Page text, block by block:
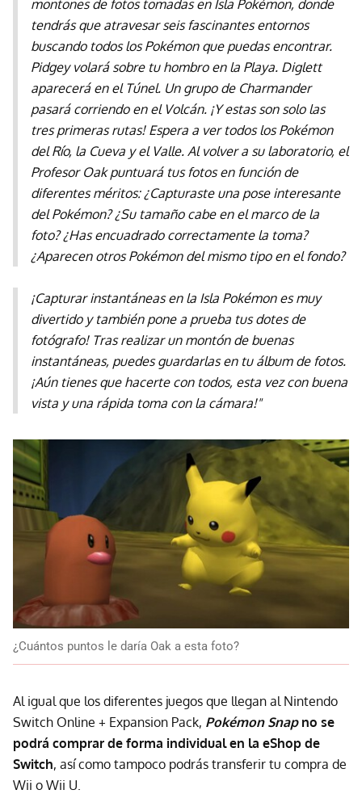
montones de fotos tomadas en Isla Pokémon, donde
tendrás que atravesar seis fascinantes entornos
buscando todos los Pokémon que puedas encontrar.
Pidgey volará sobre tu hombro en la Playa. Diglett
aparecerá en el Túnel. Un grupo de Charmander
pasará corriendo en el Volcán. ¡Y estas son solo las
tres primeras rutas! Espera a ver todos los Pokémon
del Río, la Cueva y el Valle. Al volver a su laboratorio, el
Profesor Oak puntuará tus fotos en función de
diferentes méritos: ¿Capturaste una pose interesante
del Pokémon? ¿Su tamaño cabe en el marco de la
foto? ¿Has encuadrado correctamente la toma?
¿Aparecen otros Pokémon del mismo tipo en el fondo?
¡Capturar instantáneas en la Isla Pokémon es muy
divertido y también pone a prueba tus dotes de
fotógrafo! Tras realizar un montón de buenas
instantáneas, puedes guardarlas en tu álbum de fotos.
¡Aún tienes que hacerte con todos, esta vez con buena
vista y una rápida toma con la cámara!"
¿Cuántos puntos le daría Oak a esta foto?
Al igual que los diferentes juegos que llegan al Nintendo
Switch Online + Expansion Pack, Pokémon Snapno se
podrá comprar de forma individual en la eShop de
Switch, así como tampoco podrás transferir tu compra de
Wii o Wii U.